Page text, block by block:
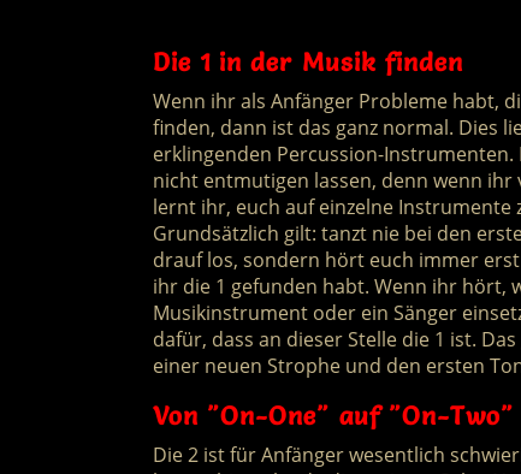
Die 1 in der Musik finden
Wenn ihr als Anfänger Probleme habt,
finden, dann ist das ganz normal. Dies
erklingenden Percussion-
nicht entmutigen lassen, denn wenn ihr
lernt ihr, euch auf einzelne Instrumente
Grundsätzlich gilt: tanzt nie bei den
drauf los, sondern hört euch immer
ihr die 1 gefunden habt. Wenn ihr hört,
Musikinstrument oder ein Sänger
dafür, dass an dieser Stelle die 1 ist.
einer neuen Strophe und den ersten
Von "On-One" auf "On-Two"
Die 2 ist für Anfänger wesentlich